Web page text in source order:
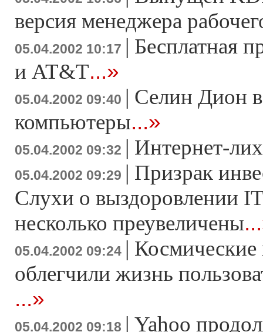
версия менеджера
05.04.2002 10:17 | Бесплатная
и AT&T...»
05.04.2002 09:40 | Селин Дион
компьютеры...»
05.04.2002 09:32 | Интернет-
05.04.2002 09:29 | Призрак
Слухи о выздоровлении
несколько преувеличены
05.04.2002 09:24 | Космические
облегчили жизнь
...»
05.04.2002 09:18 | Yahoo